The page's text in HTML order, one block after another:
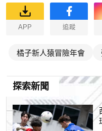
APP 追蹤
橘子新人猿冒險年會
探索新聞